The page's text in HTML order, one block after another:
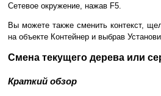
Сетевое окружение, нажав F5.
Вы можете также сменить контекст,
на объекте Контейнер и выбрав
Смена текущего дерева или
Краткий обзор